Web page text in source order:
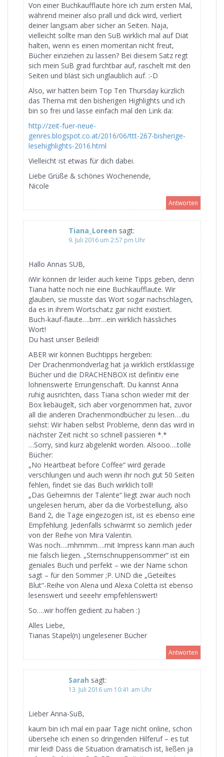
Von einer Buchkaufflaute höre ich zum ersten Mal,
während meiner also prall und dick wird, verliert
deiner langsam aber sicher an Seiten. Naja,
vielleicht sollte man den SuB wirklich mal auf Diät
halten, wenn es einen momentan nicht freut,
Bücher einziehen zu lassen? Bei diesem Satz regt
sich mein SuB grad furchtbar auf, raschelt mit den
Seiten und bläst sich unglaublich auf. :-D
Also, wir hatten beim Top Ten Thursday kürzlich
das Thema mit den bisherigen Highlights und ich
bin so frei und lasse einfach mal den Link da:
http://zeit-fuer-neue-
genres.blogspot.co.at/2016/06/ttt-267-bisherige-
lesehighlights-2016.html
Vielleicht ist etwas für dich dabei.
Liebe Grüße & schönes Wochenende,
Nicole
Antworten
Tiana_Loreen sagt:
9. Juli 2016 um 2:57 pm Uhr
Hallo Annas SUB,
iWir können dir leider auch keine Tipps geben, denn
Tiana hatte noch nie eine Buchkaufflaute. Wir
glauben, sie musste das Wort sogar nachschlagen,
da es in ihrem Wortschatz gar nicht existiert.
Buch-kauf-flaute….brrr…ein wirklich hässliches
Wort!
Du hast unser Beileid!
ABER wir können Buchtipps hergeben:
Der Drachenmondverlag hat ja wirklich erstklassige
Bücher und die DRACHENBOX ist definitiv eine
lohnenswerte Errungenschaft. Du kannst Anna
ruhig ausrichten, dass Tiana schon wieder mit der
Box liebäugelt, sich aber vorgenommen hat, zuvor
all die anderen Drachenmondbücher zu lesen….du
siehst: Wir haben selbst Probleme, denn das wird in
nächster Zeit nicht so schnell passieren *.*
…Sorry, sind kurz abgelenkt worden. Alsooo….tolle
Bücher:
„No Heartbeat before Coffee“ wird gerade
verschlungen und auch wenn ihr noch gut 50 Seiten
fehlen, findet sie das Buch wirklich toll!
„Das Geheimnis der Talente“ liegt zwar auch noch
ungelesen herum, aber da die Vorbestellung, also
Band 2, die Tage eingezogen ist, ist es ebenso eine
Empfehlung. Jedenfalls schwärmt so ziemlich jeder
von der Reihe von Mira Valentin.
Was noch….mhmmm….mit Impress kann man auch
nie falsch liegen. „Sternschnuppensommer“ ist ein
geniales Buch und perfekt – wie der Name schon
sagt – für den Sommer ;P. UND die „Geteiltes
Blut“-Reihe von Alena und Alexa Coletta ist ebenso
lesenswert und seeehr empfehlenswert!
So….wir hoffen gedient zu haben :)
Alles Liebe,
Tianas Stapel(n) ungelesener Bücher
Antworten
Sarah sagt:
13. Juli 2016 um 10:41 am Uhr
Lieber Anna-SuB,
kaum bin ich mal ein paar Tage nicht online, schon
übersehe ich einen so dringenden Hilferuf – es tut
mir leid! Dass die Situation dramatisch ist, ließen ja